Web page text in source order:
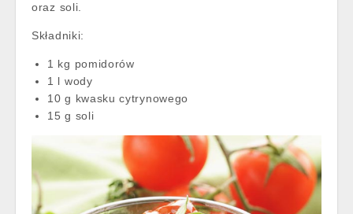
oraz soli.
Składniki:
1 kg pomidorów
1 l wody
10 g kwasku cytrynowego
15 g soli